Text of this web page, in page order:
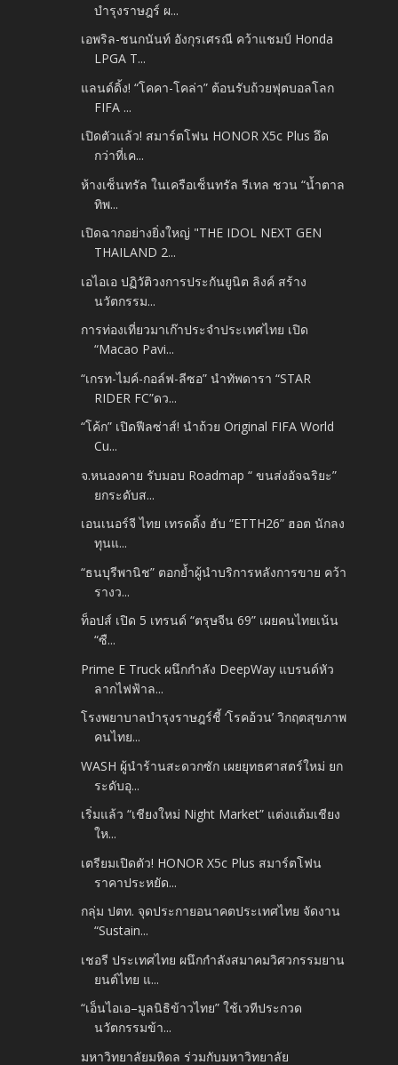
บำรุงราษฎร์ ผ...
เอพริล-ชนกนันท์ อังกุรเศรณี คว้าแชมป์ Honda
LPGA T...
แลนด์ดิ้ง! “โคคา-โคล่า” ต้อนรับถ้วยฟุตบอลโลก
FIFA ...
เปิดตัวแล้ว! สมาร์ตโฟน HONOR X5c Plus อึด
กว่าที่เค...
ห้างเซ็นทรัล ในเครือเซ็นทรัล รีเทล ชวน “น้ำตาล
ทิพ...
เปิดฉากอย่างยิ่งใหญ่ "THE IDOL NEXT GEN
THAILAND 2...
เอไอเอ ปฏิวัติวงการประกันยูนิต ลิงค์ สร้าง
นวัตกรรม...
การท่องเที่ยวมาเก๊าประจำประเทศไทย เปิด
“Macao Pavi...
“เกรท-ไมค์-กอล์ฟ-ลีซอ” นำทัพดารา “STAR
RIDER FC”ดว...
“โค้ก” เปิดฟีลซ่าส์! นำถ้วย Original FIFA World
Cu...
จ.หนองคาย รับมอบ Roadmap “ ขนส่งอัจฉริยะ”
ยกระดับส...
เอนเนอร์จี ไทย เทรดดิ้ง ฮับ “ETTH26” ฮอต นักลง
ทุนแ...
“ธนบุรีพานิช” ตอกย้ำผู้นำบริการหลังการขาย คว้า
รางว...
ท็อปส์ เปิด 5 เทรนด์ “ตรุษจีน 69” เผยคนไทยเน้น
“ซื...
Prime E Truck ผนึกกำลัง DeepWay แบรนด์หัว
ลากไฟฟ้าล...
โรงพยาบาลบำรุงราษฎร์ชี้ ‘โรคอ้วน’ วิกฤตสุขภาพ
คนไทย...
WASH ผู้นำร้านสะดวกซัก เผยยุทธศาสตร์ใหม่ ยก
ระดับอุ...
เริ่มแล้ว “เชียงใหม่ Night Market” แต่งแต้มเชียง
ให...
เตรียมเปิดตัว! HONOR X5c Plus สมาร์ตโฟน
ราคาประหยัด...
กลุ่ม ปตท. จุดประกายอนาคตประเทศไทย จัดงาน
“Sustain...
เชอรี ประเทศไทย ผนึกกำลังสมาคมวิศวกรรมยาน
ยนต์ไทย แ...
“เอ็นไอเอ–มูลนิธิข้าวไทย” ใช้เวทีประกวด
นวัตกรรมข้า...
มหาวิทยาลัยมหิดล ร่วมกับมหาวิทยาลัย